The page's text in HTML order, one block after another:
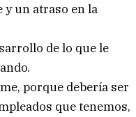
un atraso en la
de lo que le
porque debería ser
que tenemos,